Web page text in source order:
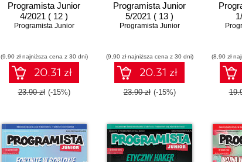
Programista Junior
4/2021 ( 12 )
Programista Junior
(9,90 zł najniższa cena z 30 dni)
20.31 zł
23.90 zł (-15%)
Programista Junior
5/2021 ( 13 )
Programista Junior
(9,90 zł najniższa cena z 30 dni)
20.31 zł
23.90 zł (-15%)
(8,90 zł